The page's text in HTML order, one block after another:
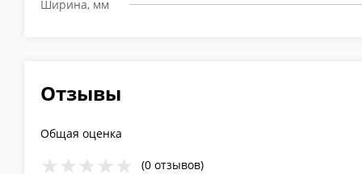
Ширина, мм
Отзывы
Общая оценка
(0 отзывов)